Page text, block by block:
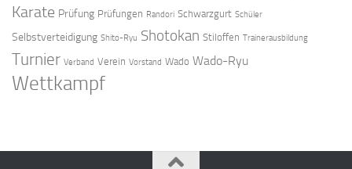
Karate Prüfung Prüfungen Randori Schwarzgurt Schüler
Selbstverteidigung Shito-Ryu Shotokan Stiloffen Trainerausbildung
Turnier Verband Verein Vorstand Wado Wado-Ryu
Wettkampf